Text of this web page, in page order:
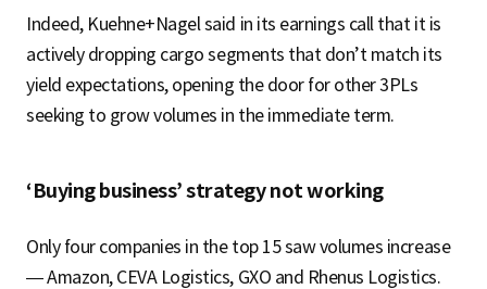
Indeed, Kuehne+Nagel said in its earnings call that it is
actively dropping cargo segments that don’t match its
yield expectations, opening the door for other 3PLs
seeking to grow volumes in the immediate term.
‘Buying business’ strategy not working
Only four companies in the top 15 saw volumes increase
— Amazon, CEVA Logistics, GXO and Rhenus Logistics.